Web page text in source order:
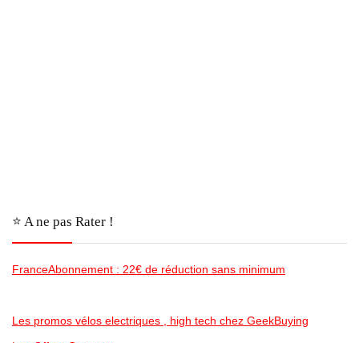
⭐️ A ne pas Rater !
FranceAbonnement : 22€ de réduction sans minimum
Les promos vélos electriques , high tech chez GeekBuying